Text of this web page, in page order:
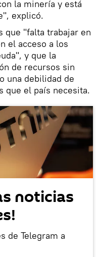
la minería y está
explicó.
que "falta trabajar en
el acceso a los
y que la
de recursos sin
una debilidad de
que el país necesita.
noticias
de Telegram a